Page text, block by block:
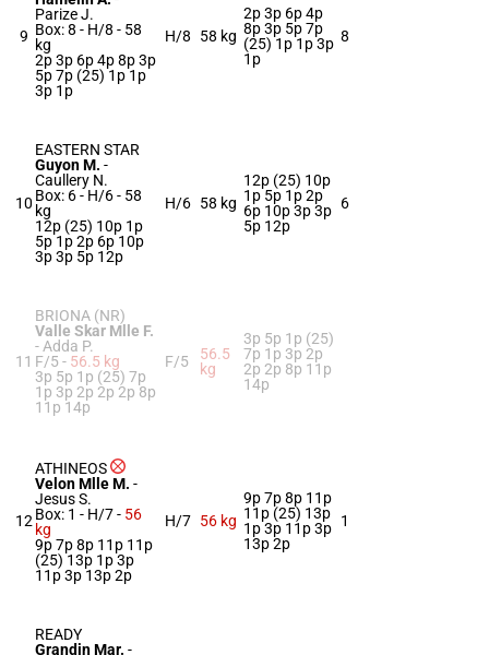
9
Parize J.
Box: 8 - H/8 - 58
kg
2p 3p 6p 4p 8p 3p
5p 7p (25) 1p 1p
3p 1p
H/8 58 kg
2p 3p 6p 4p
8p 3p 5p 7p
(25) 1p 1p 3p
1p
8
10
EASTERN STAR
Guyon M. -
Caullery N.
Box: 6 - H/6 - 58
kg
12p (25) 10p 1p
5p 1p 2p 6p 10p
3p 3p 5p 12p
H/6 58 kg
12p (25) 10p
1p 5p 1p 2p
6p 10p 3p 3p
5p 12p
6
11
BRIONA (NR)
Valle Skar Mlle F.
- Adda P.
F/5 - 56.5 kg
3p 5p 1p (25) 7p
1p 3p 2p 2p 2p 8p
11p 14p
F/5
56.5
kg
3p 5p 1p (25)
7p 1p 3p 2p
2p 2p 8p 11p
14p
12
ATHINEOS
Velon Mlle M. -
Jesus S.
Box: 1 - H/7 - 56
kg
9p 7p 8p 11p 11p
(25) 13p 1p 3p
11p 3p 13p 2p
H/7 56 kg
9p 7p 8p 11p
11p (25) 13p
1p 3p 11p 3p
13p 2p
1
READY
Grandin Mar. -